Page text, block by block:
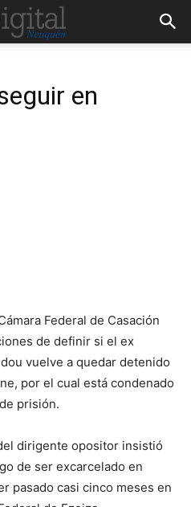
en
Federal de Casación
de definir si el ex
vuelve a quedar detenido
por el cual está condenado
prisión.
dirigente opositor insistió
de ser excarcelado en
pasado casi cinco meses en